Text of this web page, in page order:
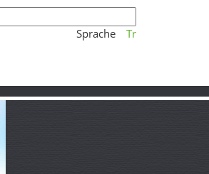
Sprache Tr